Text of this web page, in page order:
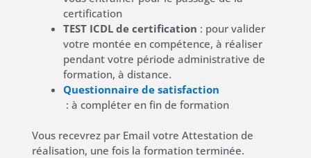
certification
TEST ICDL de certification : pour valider
votre montée en compétence, à réaliser
pendant votre période administrative de
formation, à distance.
Questionnaire de satisfaction
: à compléter en fin de formation
Vous recevrez par Email votre Attestation de
réalisation, une fois la formation terminée.